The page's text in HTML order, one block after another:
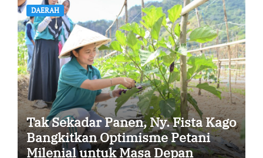
DAERAH
Tak Sekadar Panen, Ny. Fista Kago
Bangkitkan Optimisme Petani
Milenial untuk Masa Depan